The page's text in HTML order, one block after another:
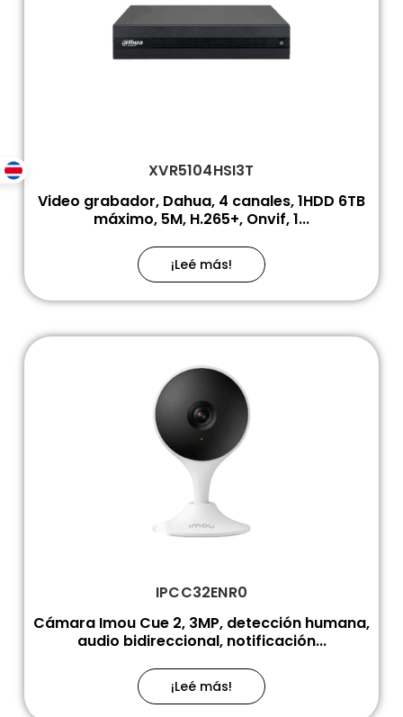
XVR5104HSI3T
Video grabador, Dahua, 4 canales, 1HDD 6TB
máximo, 5M, H.265+, Onvif, 1...
¡Leé más!
IPCC32ENR0
Cámara Imou Cue 2, 3MP, detección humana,
audio bidireccional, notificación...
¡Leé más!